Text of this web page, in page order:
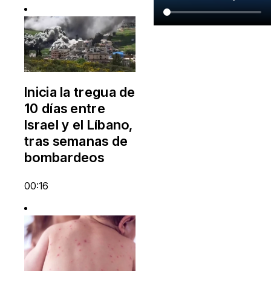
Inicia la tregua de
10 días entre
Israel y el Líbano,
tras semanas de
bombardeos
00:16